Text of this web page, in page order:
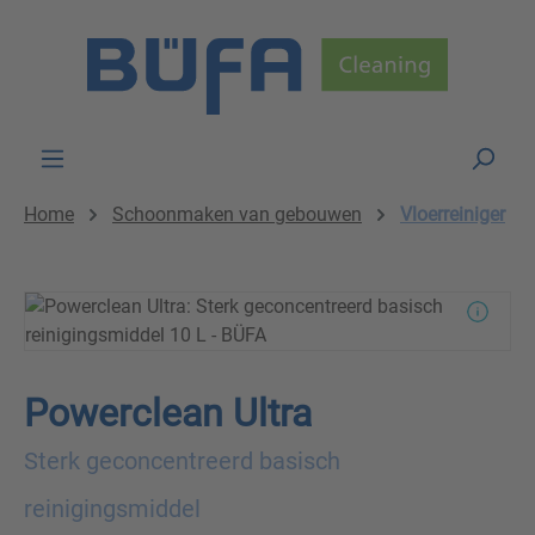
Home Schoonmaken van gebouwen Vloerreiniger
Powerclean Ultra
Sterk geconcentreerd basisch
reinigingsmiddel